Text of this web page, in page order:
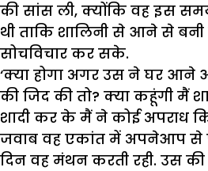
की सांस ली, क्योंकि वह इस
थी ताकि शालिनी से आने से
सोचविचार कर सके.
‘क्या होगा अगर उस ने घर आने
की जिद की तो? क्या कहूंगी मैं
शादी कर के मैं ने कोई अपराध
जवाब वह एकांत में अपनेआप से
दिन वह मंथन करती रही. उस